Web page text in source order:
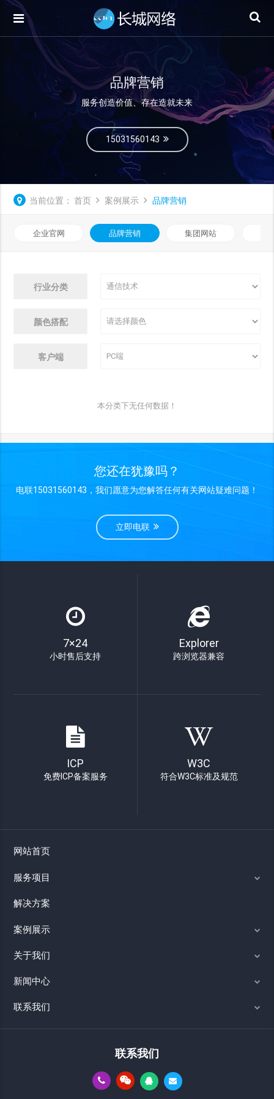
品牌营销
服务创造价值、存在造就未来
15031560143
当前位置： 首页 案例展示 品牌营销
企业官网 品牌营销 集团网站
行业分类
颜色搭配
客户端
本分类下无任何数据！
您还在犹豫吗？
电联15031560143，我们愿意为您解答任何有关网站疑难问题！
立即电联
7×24
小时售后支持
Explorer
跨浏览器兼容
ICP
免费ICP备案服务
W3C
符合W3C标准及规范
网站首页
服务项目
解决方案
案例展示
关于我们
新闻中心
联系我们
联系我们